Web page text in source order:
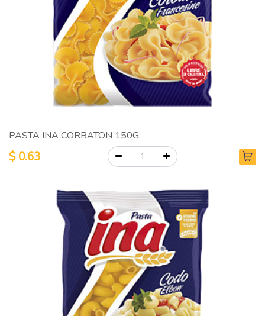
PASTA INA CORBATON 150G
$0.63